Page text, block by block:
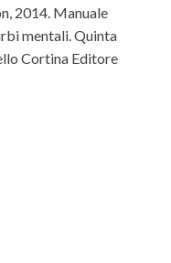
2014. Manuale
mentali. Quinta
Cortina Editore